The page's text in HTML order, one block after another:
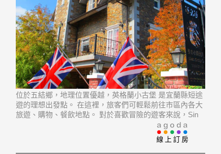
位於五結鄉，地理位置優越，英格蘭小古堡 是宜蘭縣短途
遊的理想出發點。 在這裡，旅客們可輕鬆前往市區內各大
旅遊、購物、餐飲地點。 對於喜歡冒險的遊客來說，Sin
Nan Recreation Farm, Guanji Hami Melon Farm, Wujie
線上訂房